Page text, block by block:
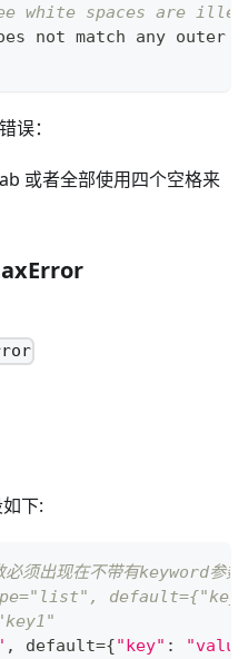
white spaces are
not match any outer
误：
或者全部使用四个空格来
下:
须出现在不带有keyword参数
type="list",
, default={"key" :